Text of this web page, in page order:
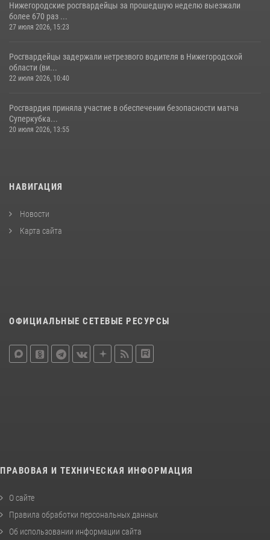
Нижегородские росгвардейцы за прошедшую неделю выезжали
более 670 раз ...
27 июля 2026, 15:23
Росгвардейцы задержали нетрезвого водителя в Нижегородской
области (ви...
22 июля 2026, 10:40
Росгвардия приняла участие в обеспечении безопасности матча
Суперкубка...
20 июля 2026, 13:55
НАВИГАЦИЯ
Новости
Карта сайта
ОФИЦИАЛЬНЫЕ СЕТЕВЫЕ РЕСУРСЫ
ПРАВОВАЯ И ТЕХНИЧЕСКАЯ ИНФОРМАЦИЯ
О сайте
Правила обработки персональных данных
Об использовании информации сайта